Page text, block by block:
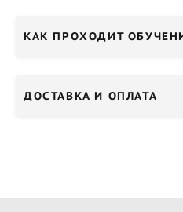
КАК ПРОХОДИТ
ДОСТАВКА И ОПЛАТА